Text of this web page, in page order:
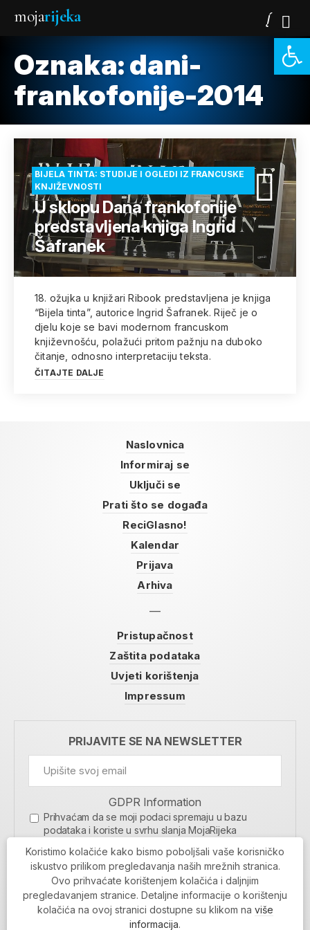
mojarijeka
Oznaka:dani-
frankofonije-2014
BIJELA TINTA: STUDIJE I OGLEDI IZ FRANCUSKE
KNJIŽEVNOSTI
U sklopu Dana frankofonije
predstavljena knjiga Ingrid
Šafranek
18. ožujka u knjižari Ribook predstavljena je knjiga
“Bijela tinta”, autorice Ingrid Šafranek. Riječ je o
djelu koje se bavi modernom francuskom
književnošću, polažući pritom pažnju na duboko
čitanje, odnosno interpretaciju teksta.
ČITAJTE DALJE
Naslovnica
Informiraj se
Uključi se
Prati što se događa
ReciGlasno!
Kalendar
Prijava
Arhiva
Pristupačnost
Zaštita podataka
Uvjeti korištenja
Impressum
PRIJAVITE SE NA NEWSLETTER
GDPR Information
Prihvaćam da se moji podaci spremaju u bazu
podataka i koriste u svrhu slanja MojaRijeka
MOJARIJEKA NEWSLETTER
PRIJAVI SE
Koristimo kolačiće kako bismo poboljšali vaše korisničko
iskustvo prilikom pregledavanja naših mrežnih stranica.
Ovo prihvaćate korištenjem kolačića i daljnjim
pregledavanjem stranice. Detaljne informacije o korištenju
kolačića na ovoj stranici dostupne su klikom na više
informacija.